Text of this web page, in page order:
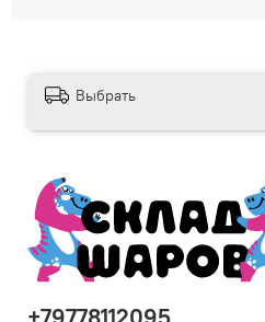
Выбрать